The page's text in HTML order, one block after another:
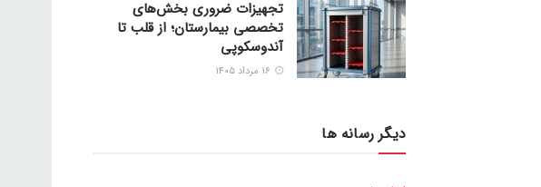
تجهیزات ضروری بخش‌های
تخصصی بیمارستان؛ از قلب تا
آندوسکوپی
دیگر رسانه ها